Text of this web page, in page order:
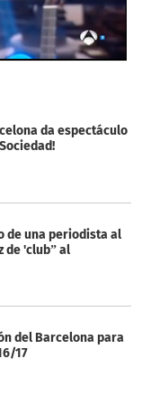
da espectáculo
de una periodista al
de 'club” al
del Barcelona para
17